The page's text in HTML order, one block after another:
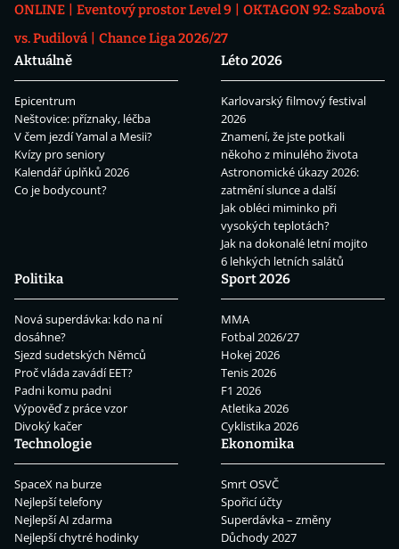
ONLINE
Eventový prostor Level 9
OKTAGON 92: Szabová
vs. Pudilová
Chance Liga 2026/27
Aktuálně
Epicentrum
Neštovice: příznaky, léčba
V čem jezdí Yamal a Mesii?
Kvízy pro seniory
Kalendář úplňků 2026
Co je bodycount?
Léto 2026
Karlovarský filmový festival
2026
Znamení, že jste potkali
někoho z minulého života
Astronomické úkazy 2026:
zatmění slunce a další
Jak obléci miminko při
vysokých teplotách?
Jak na dokonalé letní mojito
6 lehkých letních salátů
Politika
Nová superdávka: kdo na ní
dosáhne?
Sjezd sudetských Němců
Proč vláda zavádí EET?
Padni komu padni
Výpověď z práce vzor
Divoký kačer
Sport 2026
MMA
Fotbal 2026/27
Hokej 2026
Tenis 2026
F1 2026
Atletika 2026
Cyklistika 2026
Technologie
SpaceX na burze
Nejlepší telefony
Nejlepší AI zdarma
Nejlepší chytré hodinky
Ekonomika
Smrt OSVČ
Spořicí účty
Superdávka – změny
Důchody 2027